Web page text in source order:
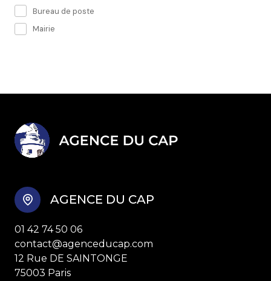
Bureau de poste
Mairie
AGENCE DU CAP
01 42 74 50 06
contact@agenceducap.com
12 Rue DE SAINTONGE
75003 Paris